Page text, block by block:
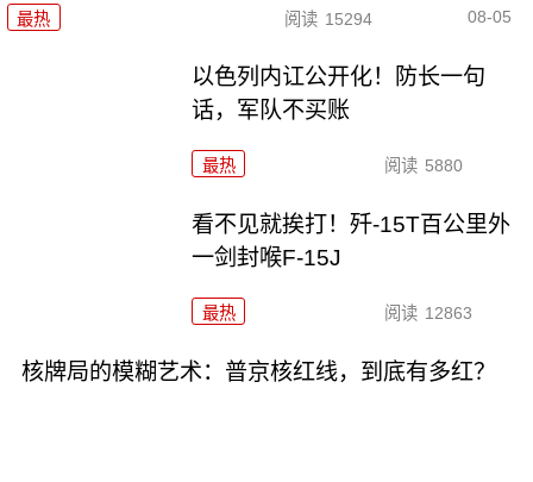
最热 阅读 15294 08-05
以色列内讧公开化！防长一句
话，军队不买账
最热 阅读 5880
看不见就挨打！歼-15T百公里外
一剑封喉F-15J
最热 阅读 12863
核牌局的模糊艺术：普京核红线，到底有多红？